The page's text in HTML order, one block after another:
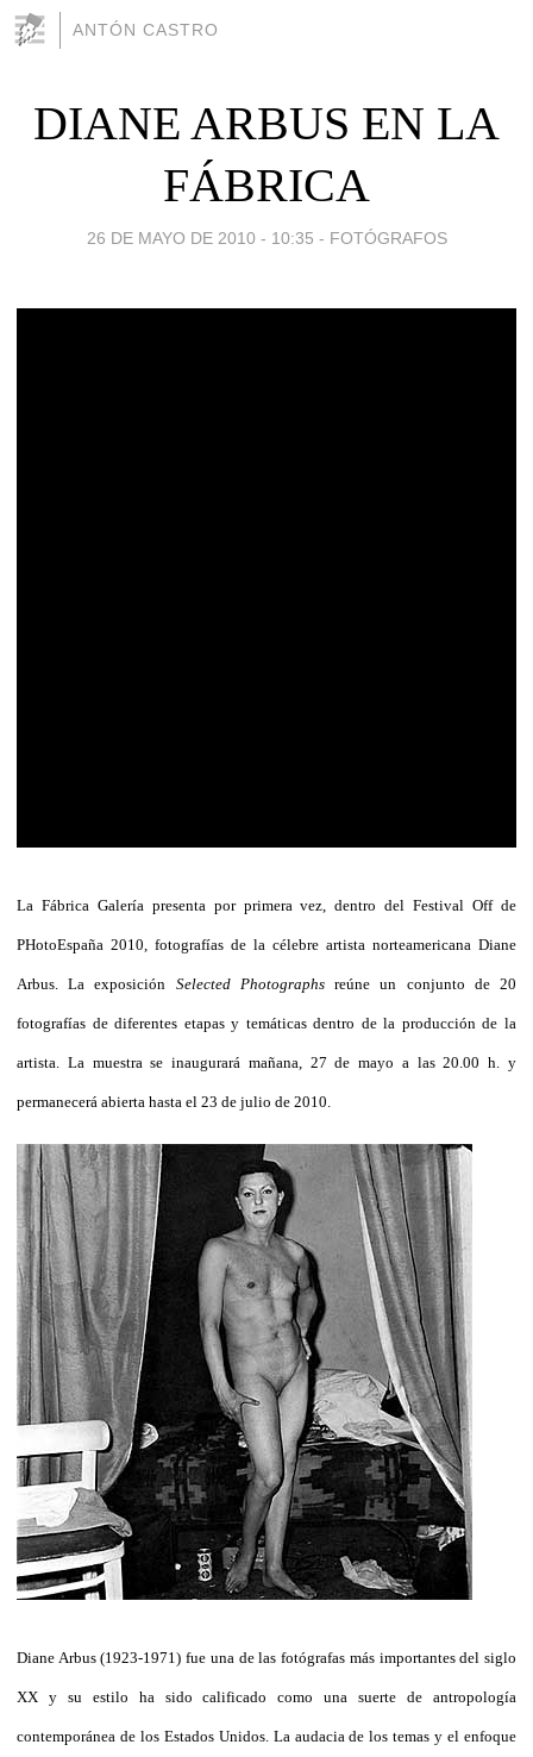
ANTÓN CASTRO
DIANE ARBUS EN LA
FÁBRICA
26 DE MAYO DE 2010 - 10:35 - FOTÓGRAFOS
La Fábrica Galería presenta por primera vez, dentro del Festival Off de
PHotoEspaña 2010, fotografías de la célebre artista norteamericana Diane
Arbus. La exposición Selected Photographsreúne un conjunto de 20
fotografías de diferentes etapas y temáticas dentro de la producción de la
artista. La muestra se inaugurará mañana, 27 de mayo a las 20.00 h. y
permanecerá abierta hasta el 23 de julio de 2010.
Diane Arbus (1923-1971) fue una de las fotógrafas más importantes del siglo
XX y su estilo ha sido calificado como una suerte de antropología
contemporánea de los Estados Unidos. La audacia de los temas y el enfoque